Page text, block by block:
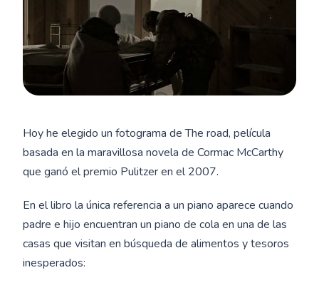
Hoy he elegido un fotograma de The road, película
basada en la maravillosa novela de Cormac McCarthy
que ganó el premio Pulitzer en el 2007.
En el libro la única referencia a un piano aparece cuando
padre e hijo encuentran un piano de cola en una de las
casas que visitan en búsqueda de alimentos y tesoros
inesperados: